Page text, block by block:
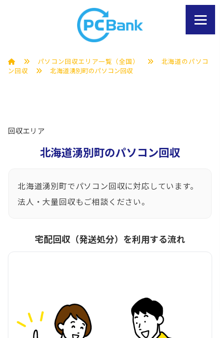
パソコン回収エリア一覧（全国）
北海道のパソコ
ン回収
北海道湧別町のパソコン回収
回収エリア
北海道湧別町のパソコン回収
北海道湧別町でパソコン回収に対応しています。
法人・大量回収もご相談ください。
宅配回収（発送処分）を利用する流れ